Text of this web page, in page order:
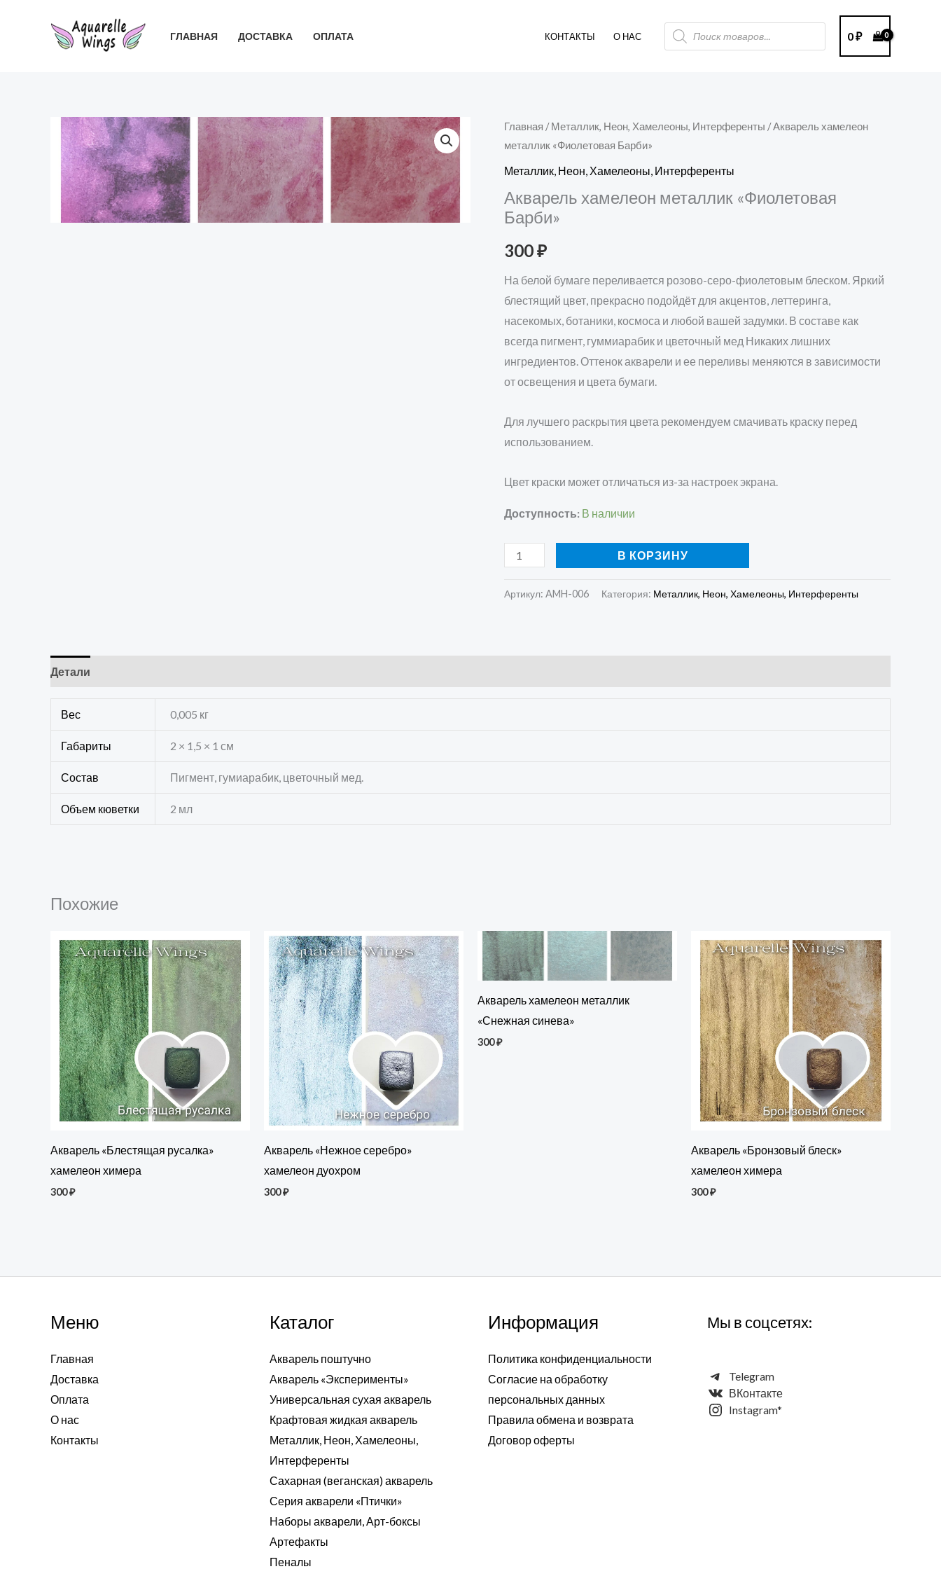
содержимому
ГЛАВНАЯ ДОСТАВКА ОПЛАТА КОНТАКТЫ О НАС
Поиск
товаров
0₽
Главная /Металлик, Неон, Хамелеоны, Интерференты / Акварель хамелеон
металлик «Фиолетовая Барби»
Металлик, Неон, Хамелеоны, Интерференты
Акварель хамелеон металлик «Фиолетовая
Барби»
300₽
На белой бумаге переливается розово-серо-фиолетовым блеском. Яркий
блестящий цвет, прекрасно подойдёт для акцентов, леттеринга,
насекомых, ботаники, космоса и любой вашей задумки. В составе как
всегда пигмент, гуммиарабик и цветочный мед Никаких лишних
ингредиентов. Оттенок акварели и ее переливы меняются в зависимости
от освещения и цвета бумаги.
Для лучшего раскрытия цвета рекомендуем смачивать краску перед
использованием.
Цвет краски может отличаться из-за настроек экрана.
Доступность: В наличии
Количество
товара
Акварель
металлик
"Фиолетовая
Барби"
В КОРЗИНУ
Артикул: AMH-006 Категория: Металлик, Неон, Хамелеоны, Интерференты
Детали
Вес 0,005 кг
Габариты 2 × 1,5 × 1 см
Состав Пигмент, гумиарабик, цветочный мед.
Объем кюветки 2 мл
Похожие
Акварель «Блестящая русалка»
хамелеон химера
300₽
Акварель «Нежное серебро»
хамелеон дуохром
300₽
Акварель хамелеон металлик
«Снежная синева»
300₽
Акварель «Бронзовый блеск»
хамелеон химера
300₽
Меню
Главная
Доставка
Оплата
О нас
Контакты
Каталог
Акварель поштучно
Акварель «Эксперименты»
Универсальная сухая акварель
Крафтовая жидкая акварель
Металлик, Неон, Хамелеоны,
Интерференты
Сахарная (веганская) акварель
Серия акварели «Птички»
Наборы акварели, Арт-боксы
Артефакты
Пеналы
Информация
Политика конфиденциальности
Согласие на обработку
персональных данных
Правила обмена и возврата
Договор оферты
Мы в соцсетях:
Telegram
ВКонтакте
Instagram*